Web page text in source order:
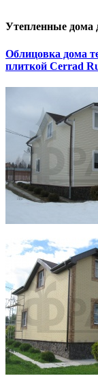
Утепленные дома
Облицовка дома
плиткой Cerrad